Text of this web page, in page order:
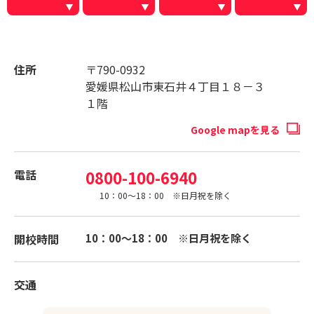
住所
〒790-0932
愛媛県松山市東石井４丁目１８－３
１階
Google mapを見る
電話 0800-100-6940
10：00～18：00 ※日月祝を除く
開校時間 10：00～18：00 ※日月祝を除く
交通